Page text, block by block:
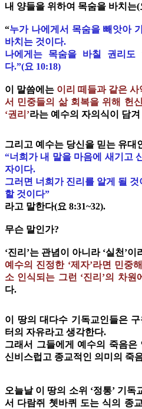
내 양들을 위하여 목숨을 바치는
“누가 나에게서 목숨을 빼앗아
바치는 것이다.
나에게는 목숨을 바칠 권리
다.”(요 10:18)
이 말씀에는 이리 떼들과 같은 사
서 민중들의 삶 회복을 위해 헌
‘권리’라는 예수의 자의식이 담
그리고 예수는 당신을 믿는 유대
“너희가 내 말을 마음에 새기고
자이다.
그러면 너희가 진리를 알게 될
할 것이다”
라고 말한다(요 8:31~32).
무슨 말인가?
‘진리’는 관념이 아니라 ‘실천’이
예수의 진정한 ‘제자’라면 민중
소 인식되는 그런 ‘진리’의 차
다.
이 땅의 대다수 기독교인들은
터의 자유라고 생각한다.
그래서 그들에게 예수의 죽음
신비스럽고 종교적인 의미의 죽
오늘날 이 땅의 소위 ‘정통’ 기독
서 다람쥐 쳇바퀴 도는 식의 종